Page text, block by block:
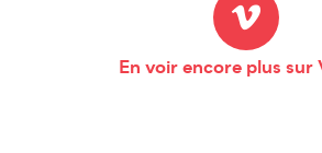
En voir encore plus sur